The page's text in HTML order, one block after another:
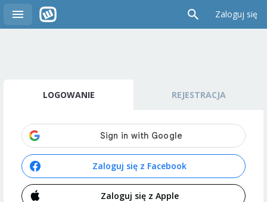
Zaloguj się
LOGOWANIE REJESTRACJA
Zaloguj się z Facebook
Zaloguj się z Apple